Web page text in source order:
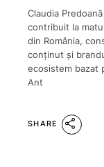
Claudia
contribuit la
din România,
conținut și
ecosistem bazat
Ant
SHARE